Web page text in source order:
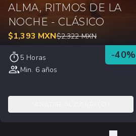
ALMA, RITMOS DE LA
NOCHE - CLÁSICO
$1,393 MXN$2,322 MXN
-40%
5 Horas
Min. 6 años